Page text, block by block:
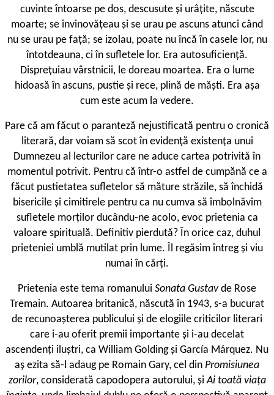
cuvinte întoarse pe dos, descusute și urâțite, născute
moarte; se învinovățeau și se urau pe ascuns atunci când
nu se urau pe față; se izolau, poate nu încă în casele lor, nu
întotdeauna, ci în sufletele lor. Era autosuficiență.
Disprețuiau vârstnicii, le doreau moartea. Era o lume
hidoasă în ascuns, pustie și rece, plină de măști. Era așa
cum este acum la vedere.
Pare că am făcut o paranteză nejustificată pentru o cronică
literară, dar voiam să scot în evidență existența unui
Dumnezeu al lecturilor care ne aduce cartea potrivită în
momentul potrivit. Pentru că într-o astfel de cumpănă ce a
făcut pustietatea sufletelor să măture străzile, să închidă
bisericile și cimitirele pentru ca nu cumva să îmbolnăvim
sufletele morților ducându-ne acolo, evoc prietenia ca
valoare spirituală. Definitiv pierdută? În orice caz, duhul
prieteniei umblă mutilat prin lume. Îl regăsim întreg și viu
numai în cărți.
Prietenia este tema romanului Sonata Gustavde Rose
Tremain. Autoarea britanică, născută în 1943, s-a bucurat
de recunoașterea publicului și de elogiile criticilor literari
care i-au oferit premii importante și i-au decelat
ascendenți iluștri, ca William Golding și García Márquez. Nu
aș ezita să-l adaug pe Romain Gary, cel din Promisiunea
zorilor, considerată capodopera autorului, șiAi toată viața